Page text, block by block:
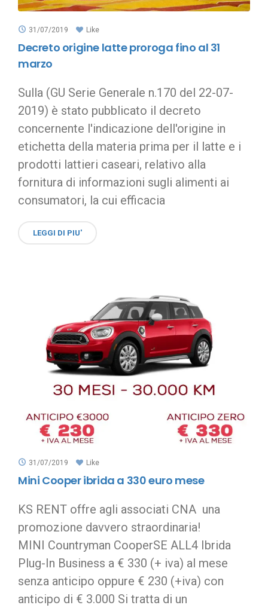
31/07/2019 Like
Decreto origine latte proroga fino al 31
marzo
Sulla (GU Serie Generale n.170 del 22-07-
2019) è stato pubblicato il decreto
concernente l'indicazione dell'origine in
etichetta della materia prima per il latte e i
prodotti lattieri caseari, relativo alla
fornitura di informazioni sugli alimenti ai
consumatori, la cui efficacia
LEGGI DI PIU'
31/07/2019 Like
Mini Cooper ibrida a 330 euro mese
KS RENT offre agli associati CNA una
promozione davvero straordinaria!
MINI Countryman CooperSE ALL4 Ibrida
Plug-In Business a € 330 (+ iva) al mese
senza anticipo oppure € 230 (+iva) con
anticipo di € 3.000 Si tratta di un